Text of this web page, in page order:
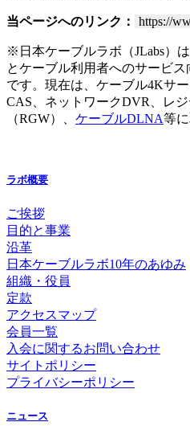
当ページへのリンク： https://
※日本ケーブルラボ（JLabs）
とケーブル利用者へのサービ
です。現在は、ケーブル4Kサ
CAS、ネットワークDVR、レ
（RGW）、 ケーブルDLNA等
ラボ概要
ご挨拶
目的と事業
沿革
日本ケーブルラボ10年のあゆみ
組織・役員
定款
アクセスマップ
会員一覧
入会に関するお問い合わせ
サイトポリシー
プライバシーポリシー
ニュース